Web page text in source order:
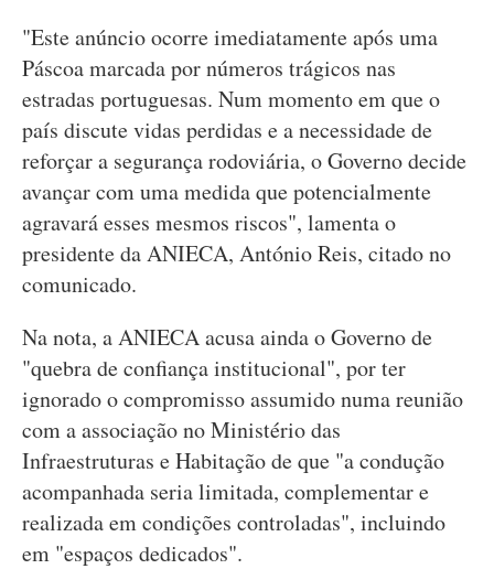
"Este anúncio ocorre imediatamente após uma
Páscoa marcada por números trágicos nas
estradas portuguesas. Num momento em que o
país discute vidas perdidas e a necessidade de
reforçar a segurança rodoviária, o Governo decide
avançar com uma medida que potencialmente
agravará esses mesmos riscos", lamenta o
presidente da ANIECA, António Reis, citado no
comunicado.
Na nota, a ANIECA acusa ainda o Governo de
"quebra de confiança institucional", por ter
ignorado o compromisso assumido numa reunião
com a associação no Ministério das
Infraestruturas e Habitação de que "a condução
acompanhada seria limitada, complementar e
realizada em condições controladas", incluindo
em "espaços dedicados".